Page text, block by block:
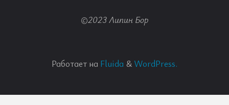
©2023 Липин Бор
Работает на Fluida & WordPress.